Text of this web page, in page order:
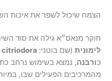
הצמח שיכול לשפר את איכות
חוקר מנאס״א גילה את סוד
לימונית (שם בוטני:citriodora
כורבנה, נמצא בשימוש נרחב
מהמרכיבים הפעילים שבו,